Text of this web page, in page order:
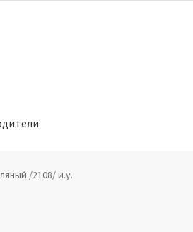
обработки персональных данных
/2108/ и.у.